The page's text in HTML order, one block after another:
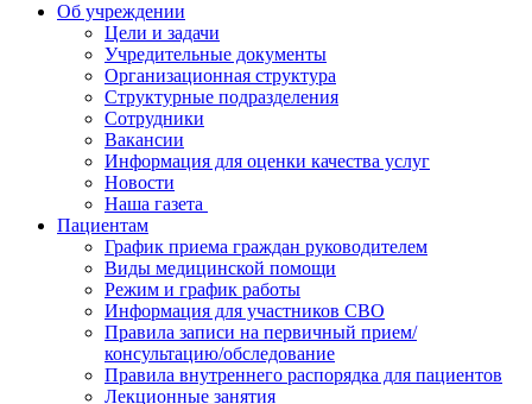
Об учреждении
Цели и задачи
Учредительные документы
Организационная структура
Структурные подразделения
Сотрудники
Вакансии
Информация для оценки качества услуг
Новости
​​Наша газета
Пациентам
График приема граждан руководителем
Виды медицинской помощи
Режим и график работы
Информация для участников СВО
Правила записи на первичный прием/
консультацию/обследование
Правила внутреннего распорядка для пациентов
Лекционные занятия